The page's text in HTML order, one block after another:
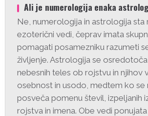
Ali je numerologija enaka
Ne, numerologija in astrologija sta
ezoterični vedi, čeprav imata
pomagati posamezniku razumeti
življenje. Astrologija se
nebesnih teles ob rojstvu in njihov
osebnost in usodo, medtem ko se
posveča pomenu števil, izpeljanih
rojstva in imena. Obe vedi